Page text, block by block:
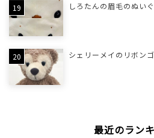
しろたんの眉毛のぬい
シェリーメイのリボン
最近のラン